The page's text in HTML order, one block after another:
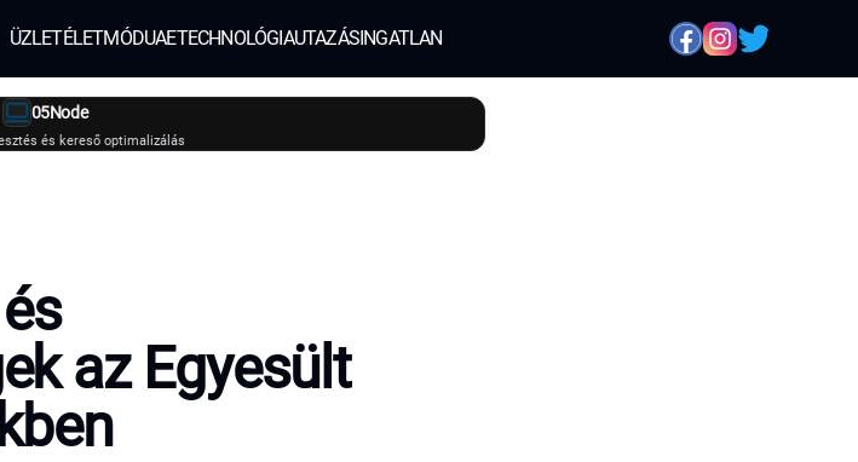
ÜZLETÉLETMÓDUAETECHNOLÓGIAUTAZÁSINGATLAN
05Node
és kereső optimalizálás
az Egyesült